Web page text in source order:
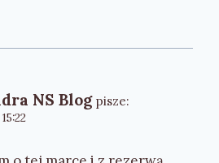
NS Blog pisze: